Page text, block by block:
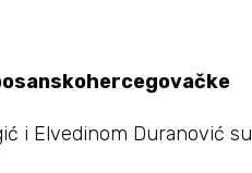
i Elvedinom Duranović su